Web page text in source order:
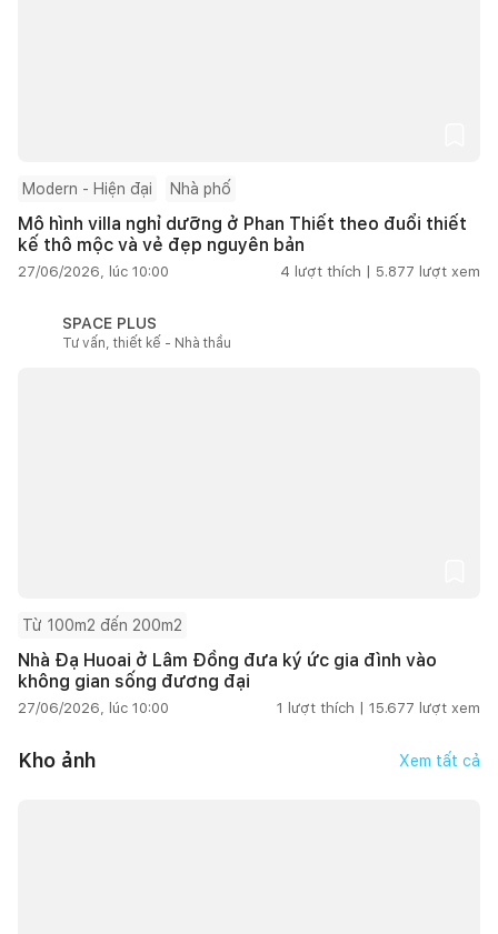
Modern - Hiện đại Nhà phố
Mô hình villa nghỉ dưỡng ở Phan Thiết theo đuổi thiết
kế thô mộc và vẻ đẹp nguyên bản
27/06/2026, lúc 10:00 4 lượt thích | 5.877 lượt xem
SPACE PLUS
Tư vấn, thiết kế - Nhà thầu
Từ 100m2 đến 200m2
Nhà Đạ Huoai ở Lâm Đồng đưa ký ức gia đình vào
không gian sống đương đại
27/06/2026, lúc 10:00 1 lượt thích | 15.677 lượt xem
Kho ảnh Xem tất cả